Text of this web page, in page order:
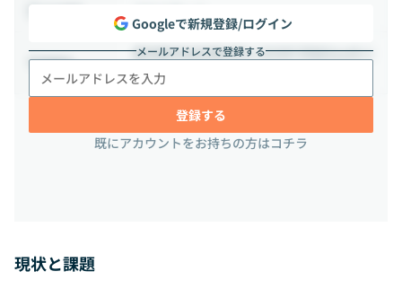
Googleで新規登録/ログイン
メールアドレスで登録する
登録する
既にアカウントをお持ちの方はコチラ
勤務地
東京都渋谷区鶯谷町3-3VORT渋谷South 2
階
現状と課題